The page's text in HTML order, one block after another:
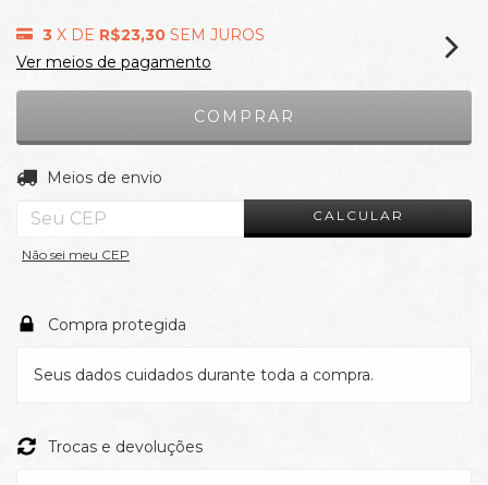
3 X DE R$23,30 SEM JUROS
Ver meios de pagamento
Entregas para o CEP:
Meios de envio
CALCULAR
Não sei meu CEP
Compra protegida
Seus dados cuidados durante toda a compra.
Trocas e devoluções